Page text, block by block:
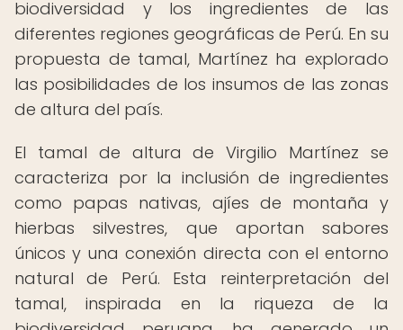
biodiversidad y los ingredientes de las
diferentes regiones geográficas de Perú. En su
propuesta de tamal, Martínez ha explorado
las posibilidades de los insumos de las zonas
de altura del país.
El tamal de altura de Virgilio Martínez se
caracteriza por la inclusión de ingredientes
como papas nativas, ajíes de montaña y
hierbas silvestres, que aportan sabores
únicos y una conexión directa con el entorno
natural de Perú. Esta reinterpretación del
tamal, inspirada en la riqueza de la